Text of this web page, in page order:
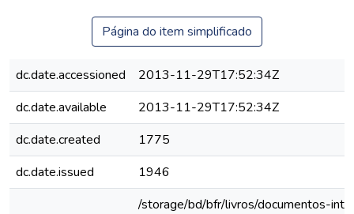
Página do item simplificado
dc.date.accessioned
2013-11-29T17:52:34Z
dc.date.available
2013-11-29T17:52:34Z
dc.date.created
1775
dc.date.issued
1946
/storage/bd/bfr/livros/documentos-